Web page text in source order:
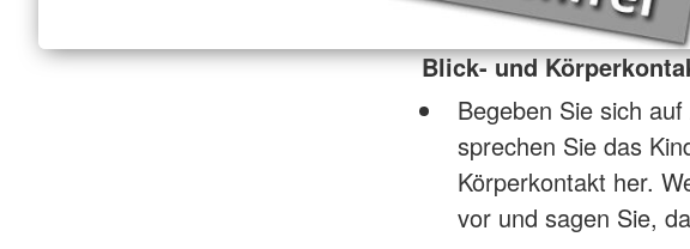
Blick- und
Begeben Sie sich
sprechen Sie das
Körperkontakt her.
vor und sagen Sie,